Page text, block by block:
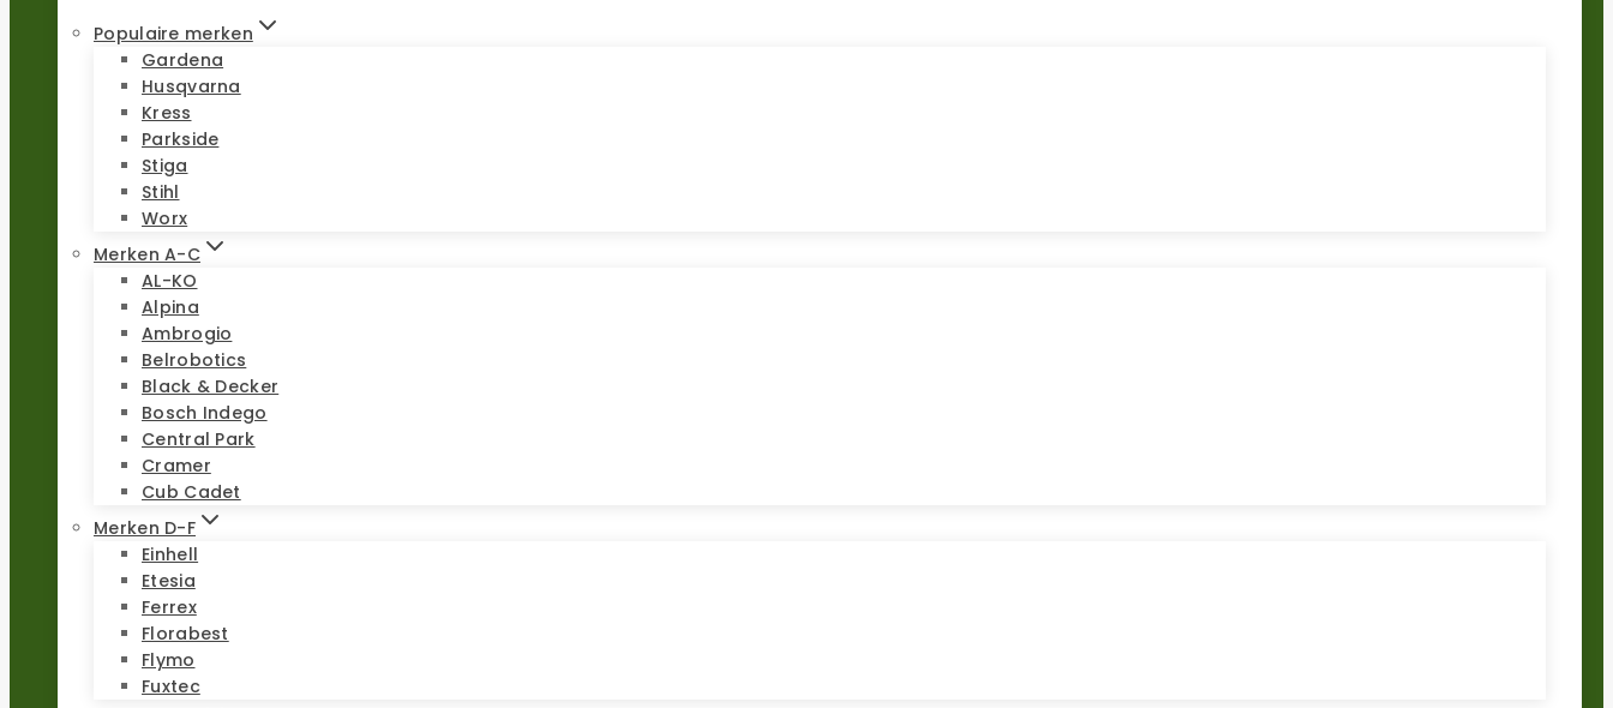
Populaire merken
Gardena
Husqvarna
Kress
Parkside
Stiga
Stihl
Worx
Merken A-C
AL-KO
Alpina
Ambrogio
Belrobotics
Black & Decker
Bosch Indego
Central Park
Cramer
Cub Cadet
Merken D-F
Einhell
Etesia
Ferrex
Florabest
Flymo
Fuxtec